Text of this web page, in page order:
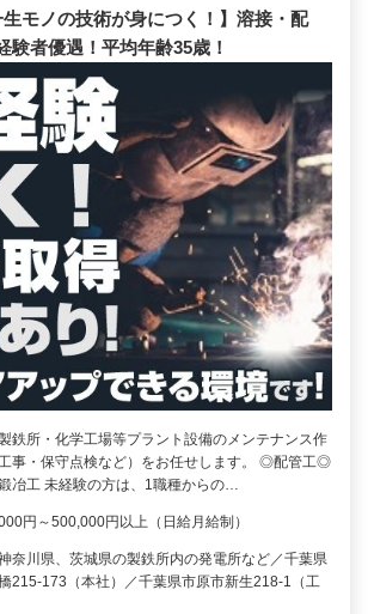
生モノの技術が身につく！】溶接・配
験者優遇！平均年齢35歳！
鉄所・化学工場等プラント設備のメンテナンス作
事・保守点検など）をお任せします。 ◎配管工◎
冶工 未経験の方は、1職種からの…
円～500,000円以上（日給月給制）
奈川県、茨城県の製鉄所内の発電所など／千葉県
215-173（本社）／千葉県市原市新生218-1（工